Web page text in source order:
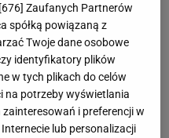
drużyn, a wśród nich
i służba
się w dwóch etapach.
systemem
się wfinale,
676] Zaufanych Partnerów
spółką powiązaną z
Twoje dane osobowe
identyfikatory plików
w tych plikach do celów
na potrzeby wyświetlania
i preferencji w
lub personalizacji